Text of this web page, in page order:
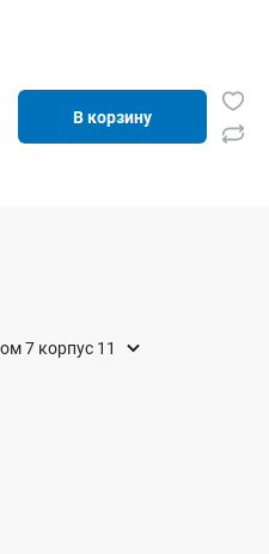
В корзину
7 корпус 11